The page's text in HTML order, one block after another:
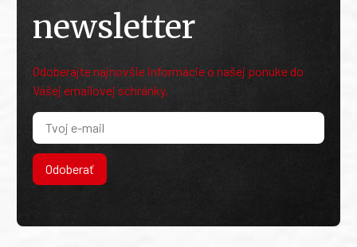
newsletter
Odoberajte najnovšie informácie o našej ponuke do
Vašej emailovej schránky.
Odoberať